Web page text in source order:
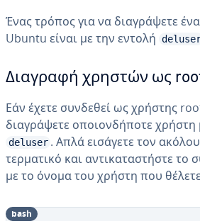
Ένας τρόπος για να διαγράψετε
Ubuntu είναι με την εντολή
Διαγραφή χρηστών ως
Εάν έχετε συνδεθεί ως χρήστης
διαγράψετε οποιονδήποτε χρήστη
deluser . Απλά εισάγετε τον
τερματικό και αντικαταστήστε το
με το όνομα του χρήστη που
bash